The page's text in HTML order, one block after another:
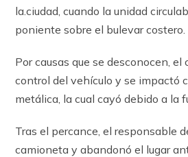
la.ciudad, cuando la unidad
poniente sobre el bulevar costero.
Por causas que se desconocen, el
control del vehículo y se impactó
metálica, la cual cayó debido a la
Tras el percance, el responsable
camioneta y abandonó el lugar